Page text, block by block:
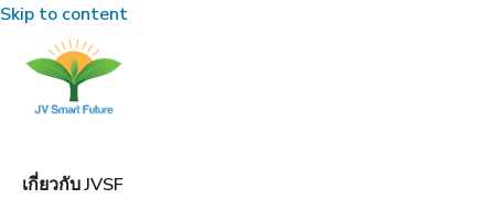
Skip to content
เกี่ยวกับ JVSF